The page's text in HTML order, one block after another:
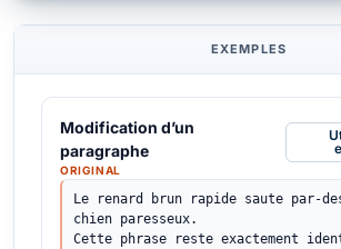
EXEMPLES
Modification d’un
paragraphe
ORIGINAL
Le renard brun rapide saute par-
chien paresseux.
Cette phrase reste exactement